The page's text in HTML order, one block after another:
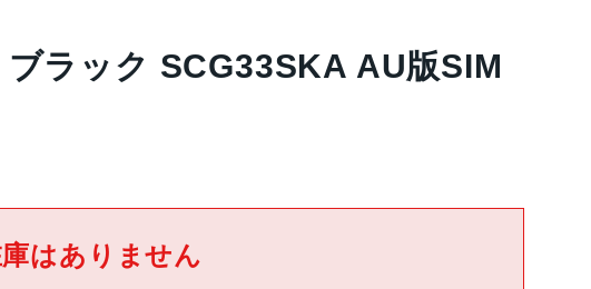
ラック SCG33SKA AU版SIM
はありません